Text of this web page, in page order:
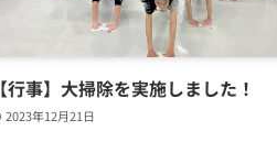
【行事】大掃除を実施しました！
2023年12月21日